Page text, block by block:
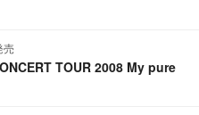
売
TOUR 2008 My pure